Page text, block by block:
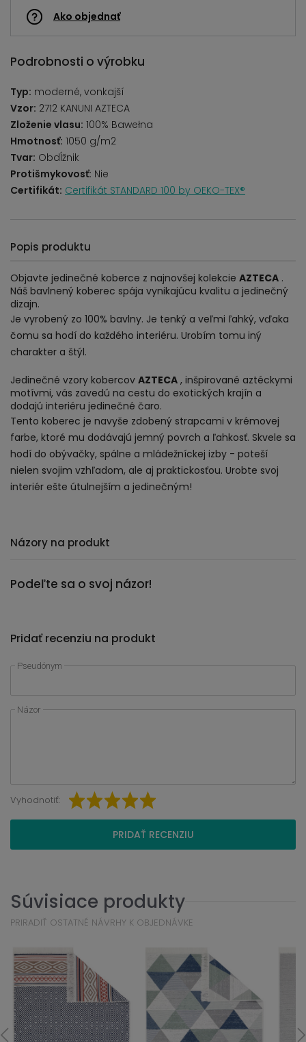
Ako objednať
Podrobnosti o výrobku
Typ: moderné, vonkajší
Vzor: 2712 KANUNI AZTECA
Zloženie vlasu: 100% Bawełna
Hmotnosť: 1050 g/m2
Tvar: Obdĺžnik
Protišmykovosť: Nie
Certifikát: Certifikát STANDARD 100 by OEKO-TEX®
Popis produktu
Objavte jedinečné koberce z najnovšej kolekcie AZTECA .
Náš bavlnený koberec spája vynikajúcu kvalitu a jedinečný
dizajn.
Je vyrobený zo 100% bavlny. Je tenký a veľmi ľahký, vďaka
čomu sa hodí do každého interiéru. Urobím tomu iný
charakter a štýl.
Jedinečné vzory kobercov AZTECA , inšpirované aztéckymi
motívmi, vás zavedú na cestu do exotických krajín a
dodajú interiéru jedinečné čaro.
Tento koberec je navyše zdobený strapcami v krémovej
farbe, ktoré mu dodávajú jemný povrch a ľahkosť. Skvele sa
hodí do obývačky, spálne a mládežníckej izby - poteší
nielen svojim vzhľadom, ale aj praktickosťou. Urobte svoj
interiér ešte útulnejším a jedinečným!
Názory na produkt
Podeľte sa o svoj názor!
Pridať recenziu na produkt
Pseudónym
Názor
Vyhodnotiť:
PRIDAŤ RECENZIU
Súvisiace produkty
PRIRADIŤ OSTATNÉ NÁVRHY K OBJEDNÁVKE